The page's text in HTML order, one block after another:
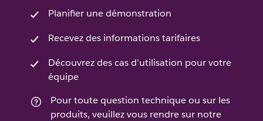
Planifier une démonstration
Recevez des informations tarifaires
Découvrez des cas d’utilisation pour votre
équipe
Pour toute question technique ou sur les
produits, veuillez vous rendre sur notre